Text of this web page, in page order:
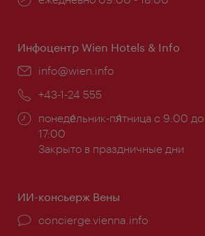
Инфоцентр Wien Hotels & Info
Эл.
info@wien.info
Телефон:
+43-1-24 555
Часы
работы:
понеде́льник-пя́тница с 9:00 до
17:00
Закрыто в праздничные дни
ИИ-консьерж Вены
concierge.vienna.info